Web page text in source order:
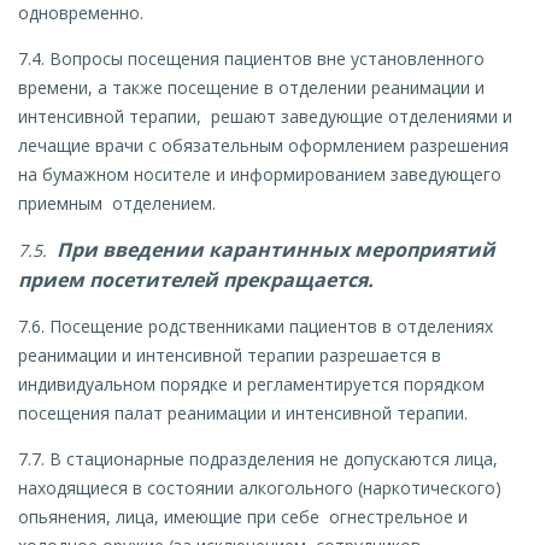
одновременно.
7.4. Вопросы посещения пациентов вне установленного
времени, а также посещение в отделении реанимации и
интенсивной терапии, решают заведующие отделениями и
лечащие врачи с обязательным оформлением разрешения
на бумажном носителе и информированием заведующего
приемным отделением.
7.5. При введении карантинных мероприятий
прием посетителей прекращается.
7.6. Посещение родственниками пациентов в отделениях
реанимации и интенсивной терапии разрешается в
индивидуальном порядке и регламентируется порядком
посещения палат реанимации и интенсивной терапии.
7.7. В стационарные подразделения не допускаются лица,
находящиеся в состоянии алкогольного (наркотического)
опьянения, лица, имеющие при себе огнестрельное и